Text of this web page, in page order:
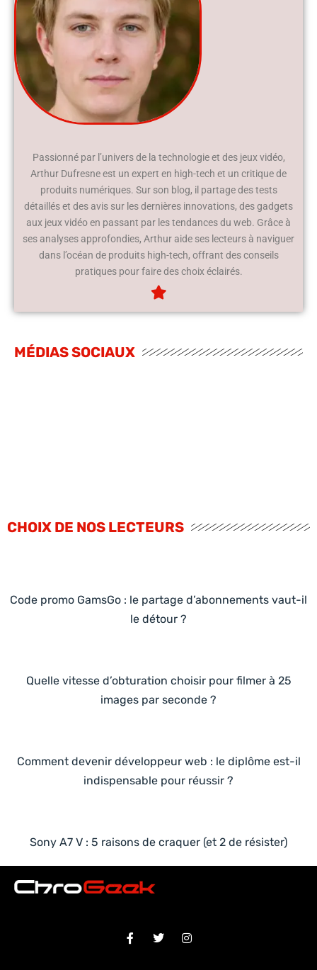
Passionné par l’univers de la technologie et des jeux vidéo,
Arthur Dufresne est un expert en high-tech et un critique de
produits numériques. Sur son blog, il partage des tests
détaillés et des avis sur les dernières innovations, des gadgets
aux jeux vidéo en passant par les tendances du web. Grâce à
ses analyses approfondies, Arthur aide ses lecteurs à naviguer
dans l’océan de produits high-tech, offrant des conseils
pratiques pour faire des choix éclairés.
MÉDIAS SOCIAUX
CHOIX DE NOS LECTEURS
Code promo GamsGo : le partage d’abonnements vaut-il
le détour ?
Quelle vitesse d’obturation choisir pour filmer à 25
images par seconde ?
Comment devenir développeur web : le diplôme est-il
indispensable pour réussir ?
Sony A7 V : 5 raisons de craquer (et 2 de résister)